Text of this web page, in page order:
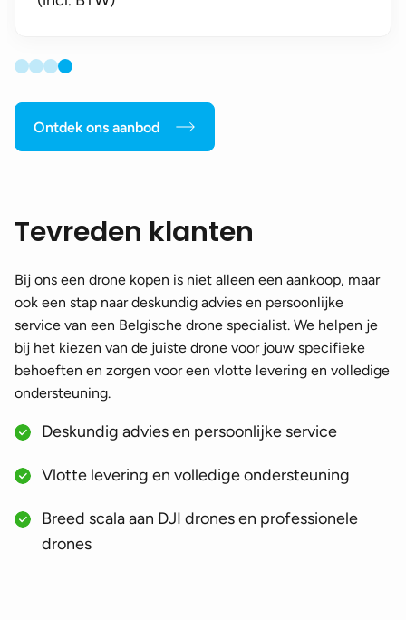
Ontdek ons aanbod
Tevreden klanten
Bij ons een drone kopen is niet alleen een aankoop, maar
ook een stap naar deskundig advies en persoonlijke
service van een Belgische drone specialist. We helpen je
bij het kiezen van de juiste drone voor jouw specifieke
behoeften en zorgen voor een vlotte levering en volledige
ondersteuning.
Deskundig advies en persoonlijke service
Vlotte levering en volledige ondersteuning
Breed scala aan DJI drones en professionele
drones